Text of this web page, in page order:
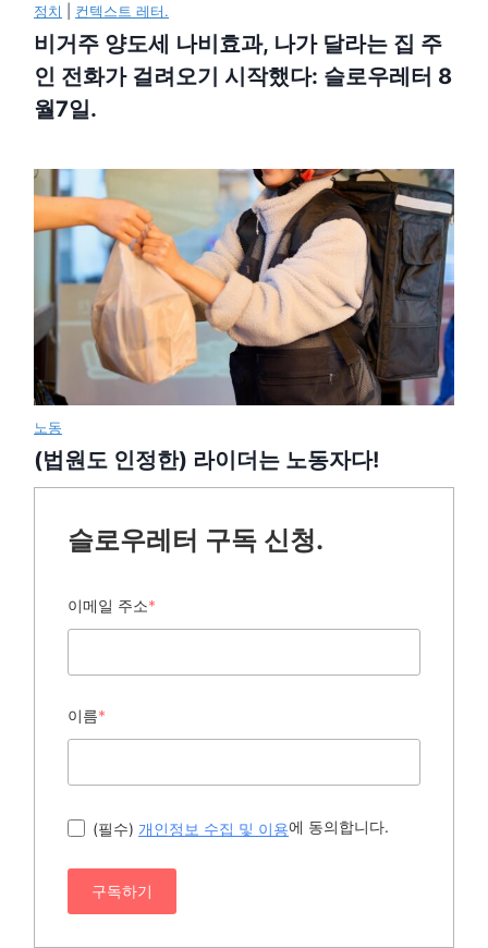
정치 컨텍스트 레터.
비거주 양도세 나비효과, 나가 달라는 집 주
인 전화가 걸려오기 시작했다: 슬로우레터 8
월7일.
노동
(법원도 인정한) 라이더는 노동자다!
슬로우레터 구독 신청.
이메일 주소*
이름*
(필수) 개인정보 수집 및 이용에 동의합니다.
구독하기